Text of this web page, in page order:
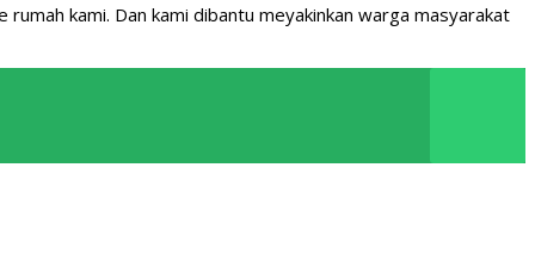
kami. Dan kami dibantu meyakinkan warga masyarakat